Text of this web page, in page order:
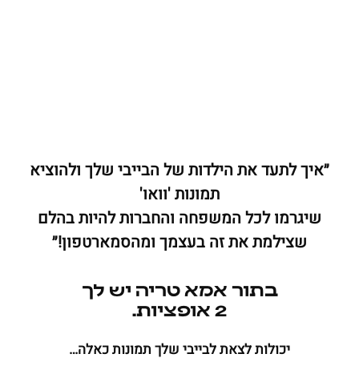
״איך לתעד את הילדות של הבייבי שלך ולהוציא
תמונות 'וואו'
שיגרמו לכל המשפחה והחברות להיות בהלם
שצילמת את זה בעצמך ומהסמארטפון!״
בתור אמא טריה יש לך
2 אופציות.
יכולות לצאת לבייבי שלך תמונות כאלה…